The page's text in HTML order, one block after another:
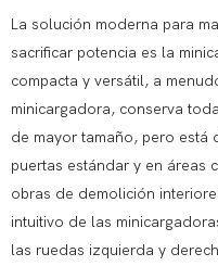
La solución moderna para
sacrificar potencia es la
compacta y versátil, a
minicargadora, conserva
de mayor tamaño, pero está
puertas estándar y en áreas
obras de demolición
intuitivo de las
las ruedas izquierda y